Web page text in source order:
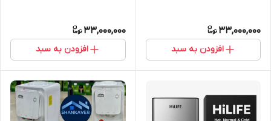
33,000,000
افزودن به سبد
33,000,000
افزودن به سبد